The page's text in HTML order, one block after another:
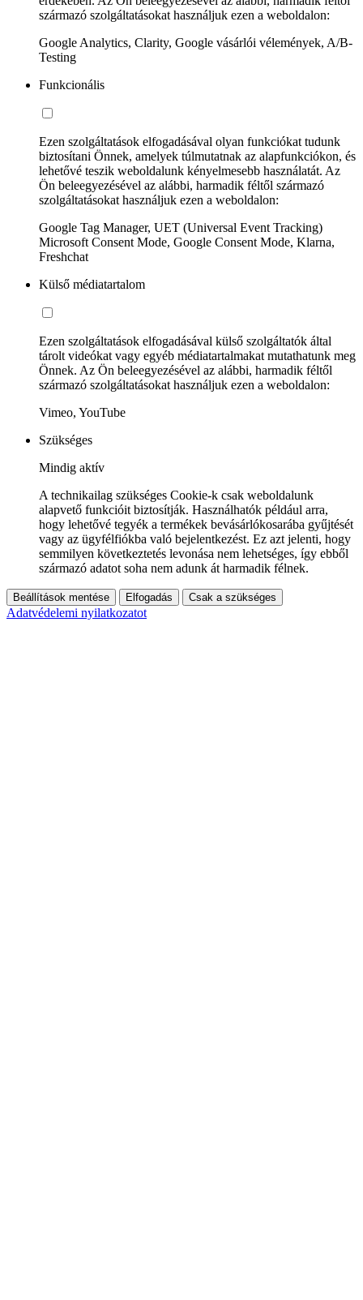
származó szolgáltatásokat használjuk ezen a weboldalon:
Google Analytics, Clarity, Google vásárlói vélemények, A/B-
Testing
Funkcionális
Ezen szolgáltatások elfogadásával olyan funkciókat tudunk
biztosítani Önnek, amelyek túlmutatnak az alapfunkciókon, és
lehetővé teszik weboldalunk kényelmesebb használatát. Az
Ön beleegyezésével az alábbi, harmadik féltől származó
szolgáltatásokat használjuk ezen a weboldalon:
Google Tag Manager, UET (Universal Event Tracking)
Microsoft Consent Mode, Google Consent Mode, Klarna,
Freshchat
Külső médiatartalom
Ezen szolgáltatások elfogadásával külső szolgáltatók által
tárolt videókat vagy egyéb médiatartalmakat mutathatunk meg
Önnek. Az Ön beleegyezésével az alábbi, harmadik féltől
származó szolgáltatásokat használjuk ezen a weboldalon:
Vimeo, YouTube
Szükséges
Mindig aktív
A technikailag szükséges Cookie-k csak weboldalunk
alapvető funkcióit biztosítják. Használhatók például arra,
hogy lehetővé tegyék a termékek bevásárlókosarába gyűjtését
vagy az ügyfélfiókba való bejelentkezést. Ez azt jelenti, hogy
semmilyen következtetés levonása nem lehetséges, így ebből
származó adatot soha nem adunk át harmadik félnek.
Beállítások mentése Elfogadás Csak a szükséges
Adatvédelemi nyilatkozatot